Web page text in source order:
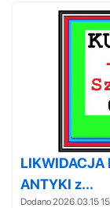
LIKWIDACJA
ANTYKI z...
Dodano 2026.03.15